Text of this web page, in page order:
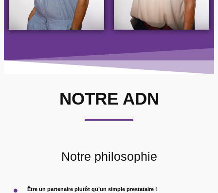
NOTRE ADN
Notre philosophie
Être un partenaire plutôt qu’un simple prestataire !